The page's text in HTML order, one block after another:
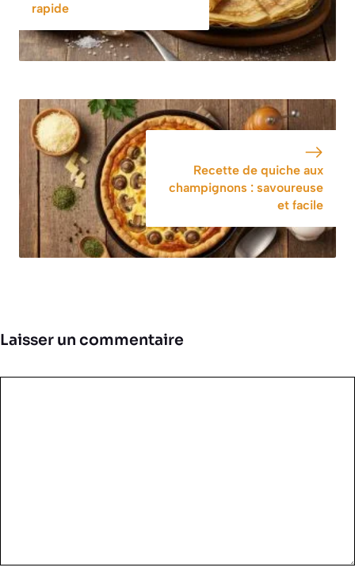
rapide
Recette de quiche aux
champignons : savoureuse
et facile
Laisser un commentaire